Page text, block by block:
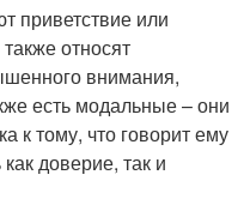
приветствие или
относят
внимания,
есть модальные – они
к тому, что говорит ему
доверие, так и